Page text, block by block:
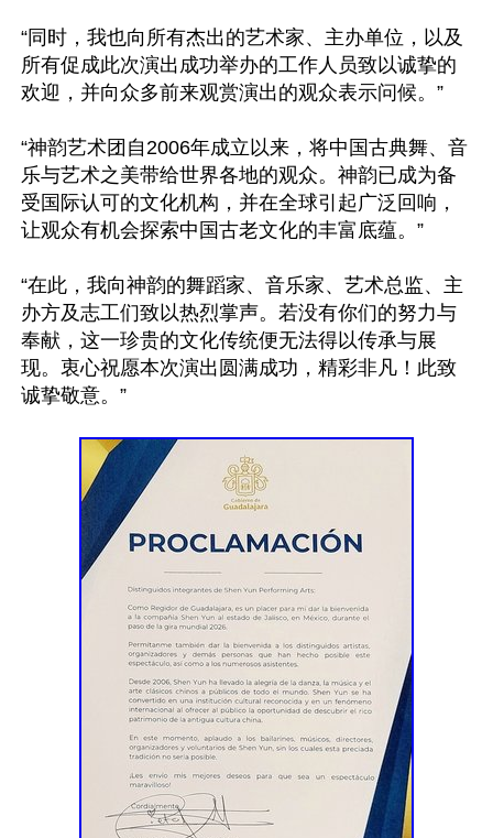
“同时，我也向所有杰出的艺术家、主办单位，以及
所有促成此次演出成功举办的工作人员致以诚挚的
欢迎，并向众多前来观赏演出的观众表示问候。”
“神韵艺术团自2006年成立以来，将中国古典舞、音
乐与艺术之美带给世界各地的观众。神韵已成为备
受国际认可的文化机构，并在全球引起广泛回响，
让观众有机会探索中国古老文化的丰富底蕴。”
“在此，我向神韵的舞蹈家、音乐家、艺术总监、主
办方及志工们致以热烈掌声。若没有你们的努力与
奉献，这一珍贵的文化传统便无法得以传承与展
现。衷心祝愿本次演出圆满成功，精彩非凡！此致
诚挚敬意。”